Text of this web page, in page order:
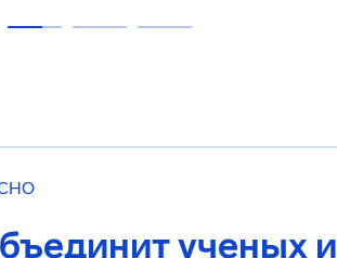
ученых и